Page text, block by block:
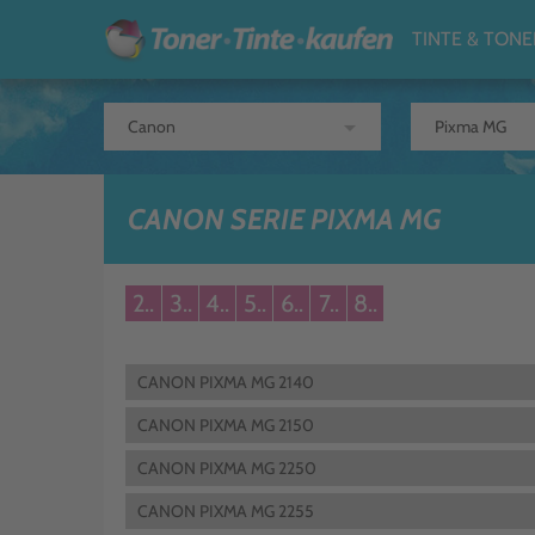
TINTE &
CANON SERIE PIXMA MG
2.. 3.. 4.. 5.. 6.. 7.. 8..
CANON PIXMA MG 2140
CANON PIXMA MG 2150
CANON PIXMA MG 2250
CANON PIXMA MG 2255